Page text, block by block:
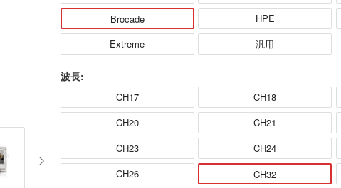
Brocade
HPE
Extreme
汎用
波長:
CH17 CH18
CH20
CH21
CH23
CH24
CH26
CH32